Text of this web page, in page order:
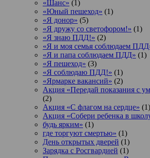
«Шанс» (1)
«Юный пешеход» (1)
«Я донор» (5)
«Я дружу со светофором!» (1)
«Я знаю ПДД!» (2)
«Я и моя семья соблюдаем
«Я и папа соблюдаем ПДД» (1)
«Я пешеход» (3)
«Я соблюдаю ПДД!» (1)
«Ярмарке вакансий» (2)
Акция «Передай показания с
(2)
Акция «С флагом на сердце» (1)
Акция «Собери ребенка в
будь ярким» (1)
где торгуют смертью» (1)
День открытых дверей (1)
Зарядка с Росгвардией (1)